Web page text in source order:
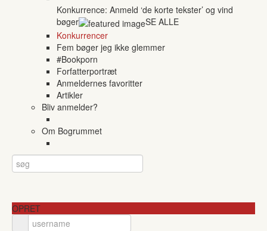
Konkurrence: Anmeld ‘de korte tekster’ og vind
bøger
SE ALLE
Konkurrencer
Fem bøger jeg ikke glemmer
#Bookporn
Forfatterportræt
Anmeldernes favoritter
Artikler
Bliv anmelder?
Om Bogrummet
OPRET